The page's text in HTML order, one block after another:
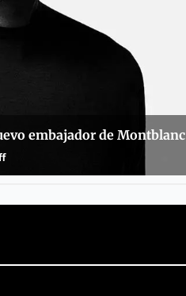
embajador de Montblanc